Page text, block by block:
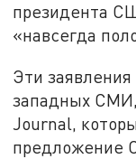
президента
«навсегда
Эти
западных
Journal,
предложение